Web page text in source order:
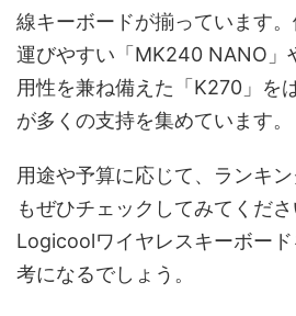
線キーボードが揃っています
運びやすい「MK240 NANO」
用性を兼ね備えた「K270」を
が多くの支持を集めています。
用途や予算に応じて、ランキ
もぜひチェックしてみてくだ
Logicoolワイヤレスキーボー
考になるでしょう。